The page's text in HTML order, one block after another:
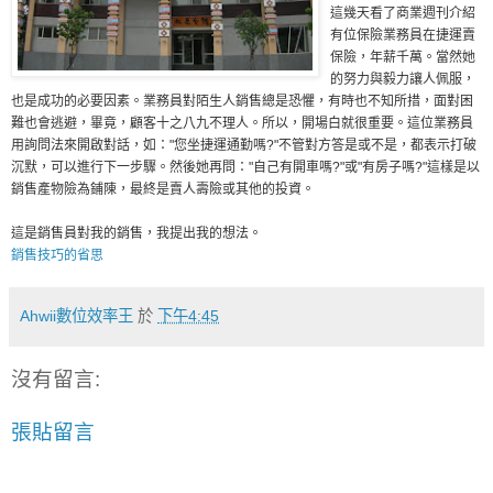
這幾天看了商業週刊介紹
有位保險業務員在捷運賣
保險，年薪千萬。當然她
的努力與毅力讓人佩服，
也是成功的必要因素。業務員對陌生人銷售總是恐懼，有時也不知所措，面對困
難也會逃避，畢竟，顧客十之八九不理人。所以，開場白就很重要。這位業務員
用詢問法來開啟對話，如："您坐捷運通勤嗎?"不管對方答是或不是，都表示打破
沉默，可以進行下一步驟。然後她再問："自己有開車嗎?"或"有房子嗎?"這樣是以
銷售產物險為鋪陳，最終是賣人壽險或其他的投資。
這是銷售員對我的銷售，我提出我的想法。
銷售技巧的省思
Ahwii數位效率王 於 下午4:45
沒有留言:
張貼留言